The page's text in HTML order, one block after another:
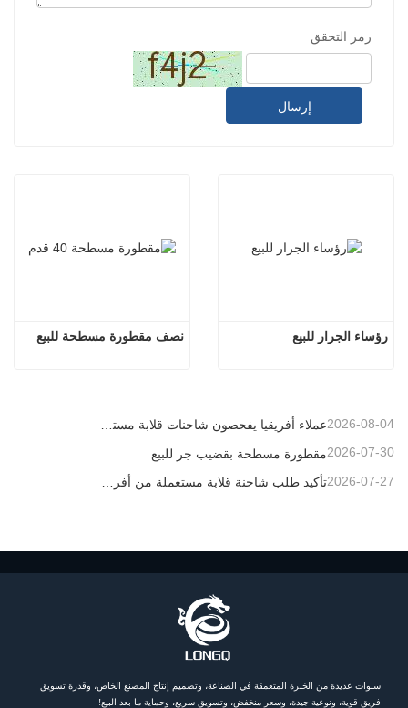
رمز التحقق
إرسال
نصف مقطورة مسطحة للبيع رؤساء الجرار للبيع
عملاء أفريقيا يفحصون شاحنات قلابة مستعملة 2026-08-04
مقطورة مسطحة بقضيب جر للبيع2026-07-30
2026-07-27
سنوات عديدة من الخبرة المتعمقة في الصناعة، وتصميم إنتاج المصنع الخاص، وقدرة تسويق
فريق قوية، ونوعية جيدة، وسعر منخفض، وتسويق سريع، وحماية ما بعد البيع!